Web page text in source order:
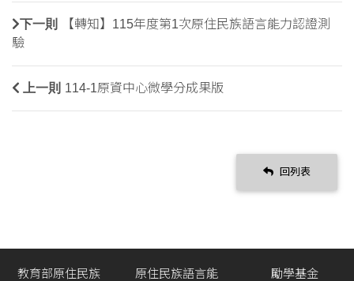
下一則
【轉知】115年度第1次原住民族語言能力認證測
驗
上一則 114-1原資中心微學分成果版
回列表
教育部原住民族
原住民族語言能
勵學基金